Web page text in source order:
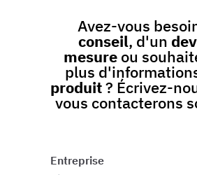
Avez-vous
conseil, d'un
mesure ou
plus
produit? Écrivez-
vous contacterons
Entreprise